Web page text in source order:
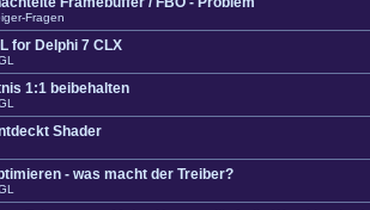
Fragen
for Delphi 7 CLX
1:1 beibehalten
Shader
- was macht der Treiber?